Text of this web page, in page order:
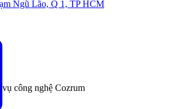
Ngũ Lão, Q 1, TP HCM
công nghệ Cozrum